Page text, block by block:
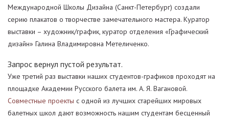
Международной Школы Дизайна (Санкт-Петербург) создали
серию плакатов о творчестве замечательного мастера. Куратор
выставки – художник/график, куратор отделения «Графический
дизайн» Галина Владимировна Метеличенко.
Запрос вернул пустой результат.
Уже третий раз выставки наших студентов-графиков проходят на
площадке Академии Русского балета им. А. Я. Вагановой.
Совместные проекты с одной из лучших старейших мировых
балетных школ дают возможность нашим студентам бесценный